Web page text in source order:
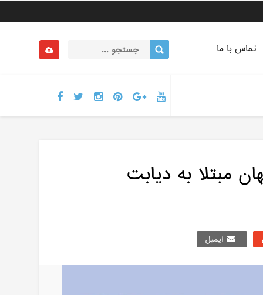
تماس با ما
مبتلا به دیابت
ایمیل